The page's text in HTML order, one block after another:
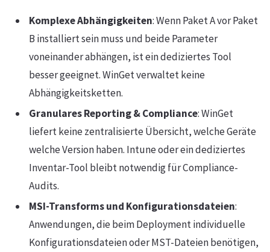
Komplexe Abhängigkeiten: Wenn Paket A vor Paket
B installiert sein muss und beide Parameter
voneinander abhängen, ist ein dediziertes Tool
besser geeignet. WinGet verwaltet keine
Abhängigkeitsketten.
Granulares Reporting & Compliance: WinGet
liefert keine zentralisierte Übersicht, welche Geräte
welche Version haben. Intune oder ein dediziertes
Inventar-Tool bleibt notwendig für Compliance-
Audits.
MSI-Transforms und Konfigurationsdateien:
Anwendungen, die beim Deployment individuelle
Konfigurationsdateien oder MST-Dateien benötigen,